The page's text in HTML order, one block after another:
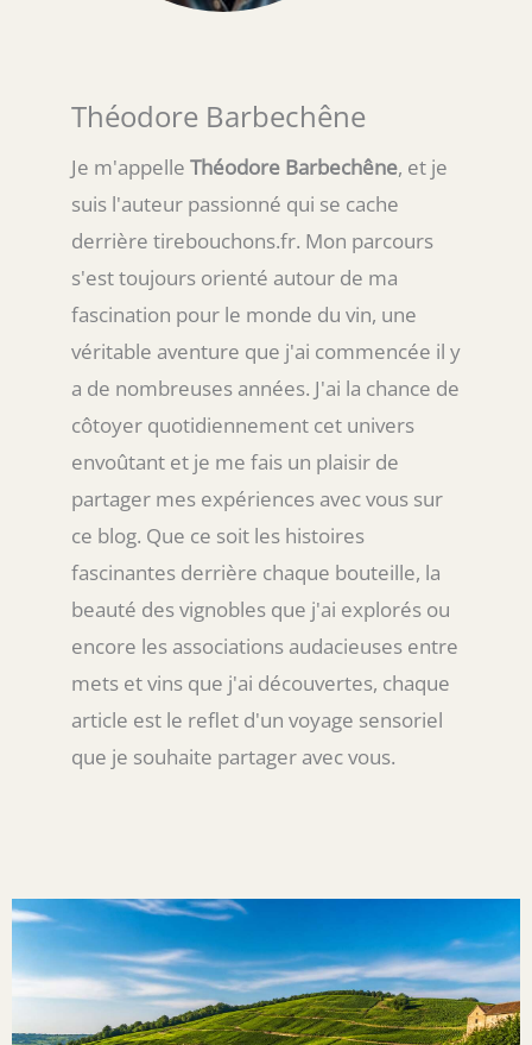
Théodore Barbechêne
Je m'appelle Théodore Barbechêne, et je
suis l'auteur passionné qui se cache
derrière tirebouchons.fr. Mon parcours
s'est toujours orienté autour de ma
fascination pour le monde du vin, une
véritable aventure que j'ai commencée il y
a de nombreuses années. J'ai la chance de
côtoyer quotidiennement cet univers
envoûtant et je me fais un plaisir de
partager mes expériences avec vous sur
ce blog. Que ce soit les histoires
fascinantes derrière chaque bouteille, la
beauté des vignobles que j'ai explorés ou
encore les associations audacieuses entre
mets et vins que j'ai découvertes, chaque
article est le reflet d'un voyage sensoriel
que je souhaite partager avec vous.